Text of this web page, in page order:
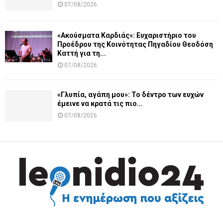
07/08/2026
«Ακούσματα Καρδιάς»: Ευχαριστήριο του
Προέδρου της Κοινότητας Πηγαδίου Θεοδόση
Καττή για τη...
07/08/2026
«Γλυπία, αγάπη μου»: Το δέντρο των ευχών
έμεινε να κρατά τις πιο...
07/08/2026